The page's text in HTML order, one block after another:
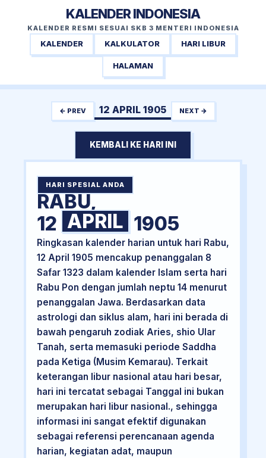
KALENDER INDONESIA
KALENDER RESMI SESUAI SKB 3 MENTERI INDONESIA
KALENDER KALKULATOR HARI LIBUR
HALAMAN
← PREV 12 APRIL 1905 NEXT →
KEMBALI KE HARI INI
HARI SPESIAL ANDA
RABU,
12 APRIL 1905
Ringkasan kalender harian untuk hari Rabu,
12 April 1905 mencakup penanggalan 8
Safar 1323 dalam kalender Islam serta hari
Rabu Pon dengan jumlah neptu 14 menurut
penanggalan Jawa. Berdasarkan data
astrologi dan siklus alam, hari ini berada di
bawah pengaruh zodiak Aries, shio Ular
Tanah, serta memasuki periode Saddha
pada Ketiga (Musim Kemarau). Terkait
keterangan libur nasional atau hari besar,
hari ini tercatat sebagai Tanggal ini bukan
merupakan hari libur nasional., sehingga
informasi ini sangat efektif digunakan
sebagai referensi perencanaan agenda
harian, kegiatan adat, maupun